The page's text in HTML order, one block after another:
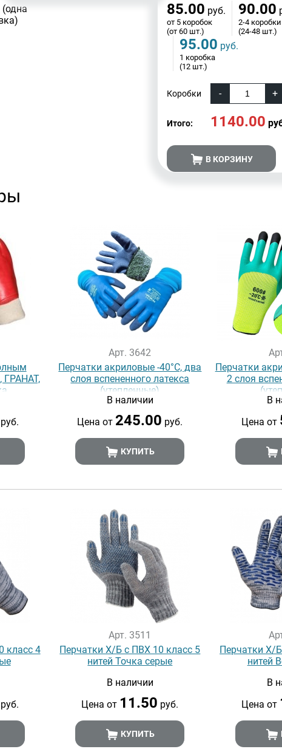
85.00 руб.
от 5 коробок
(от 60 шт.)
90.00
2-4 коробки
(24-48 шт.)
95.00 руб.
1 коробка
(12 шт.)
Коробки
Итого: 1140.00
В КОРЗИНУ
ГРАНАТ,
руб.
Арт. 3642
Перчатки акриловые -40°C, два
слоя вспененного латекса
(утепленные)
В наличии
Цена от 245.00 руб.
КУПИТЬ
Перчатки
2 слоя
В
Цена от
класс 4
руб.
Арт. 3511
Перчатки Х/Б с ПВХ 10 класс 5
нитей Точка серые
В наличии
Цена от 11.50 руб.
КУПИТЬ
Перчатки Х/
нитей
В
Цена от